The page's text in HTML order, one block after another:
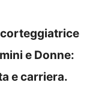
corteggiatrice
e Donne:
e carriera.